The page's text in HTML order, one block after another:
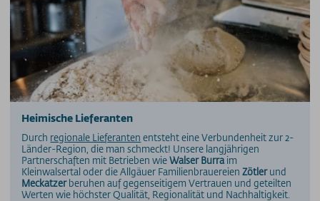
Heimische Lieferanten
Durch regionale Lieferanten entsteht eine Verbundenheit zur 2-
Länder-Region, die man schmeckt! Unsere langjährigen
Partnerschaften mit Betrieben wieWalser Burra im
Kleinwalsertal oder die Allgäuer FamilienbrauereienZötlerund
Meckatzerberuhen auf gegenseitigem Vertrauen und geteilten
Werten wie höchster Qualität, Regionalität und Nachhaltigkeit.